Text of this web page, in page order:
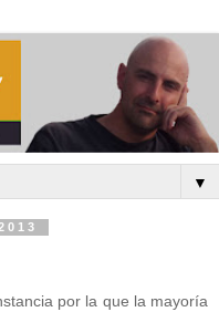
▼
por la que la mayoría